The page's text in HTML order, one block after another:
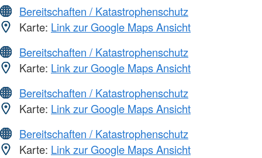
Bereitschaften / Katastrophenschutz
Karte: Link zur Google Maps Ansicht
Bereitschaften / Katastrophenschutz
Karte: Link zur Google Maps Ansicht
Bereitschaften / Katastrophenschutz
Karte: Link zur Google Maps Ansicht
Bereitschaften / Katastrophenschutz
Karte: Link zur Google Maps Ansicht